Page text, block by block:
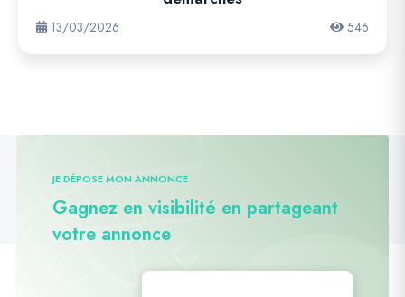
13/03/2026 546
JE DÉPOSE MON ANNONCE
Gagnez en visibilité en partageant
votre annonce